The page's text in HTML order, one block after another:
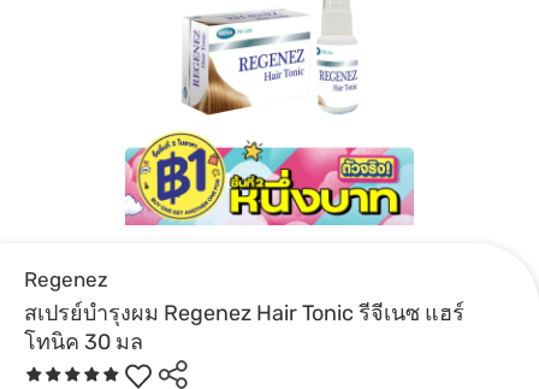
Regenez
สเปรย์บํารุงผม Regenez Hair Tonic รีจีเนซ แฮร์
โทนิค 30 มล